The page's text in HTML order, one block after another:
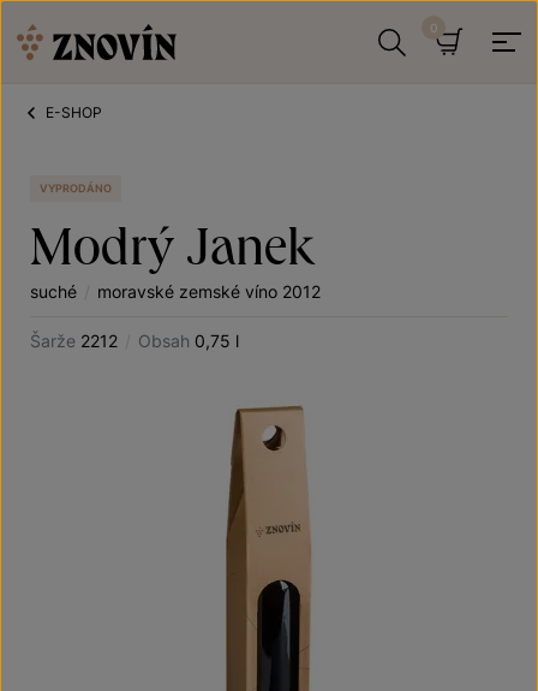
E-SHOP
VYPRODÁNO
Modrý Janek
suché / moravské zemské víno 2012
Šarže 2212 / Obsah 0,75 l